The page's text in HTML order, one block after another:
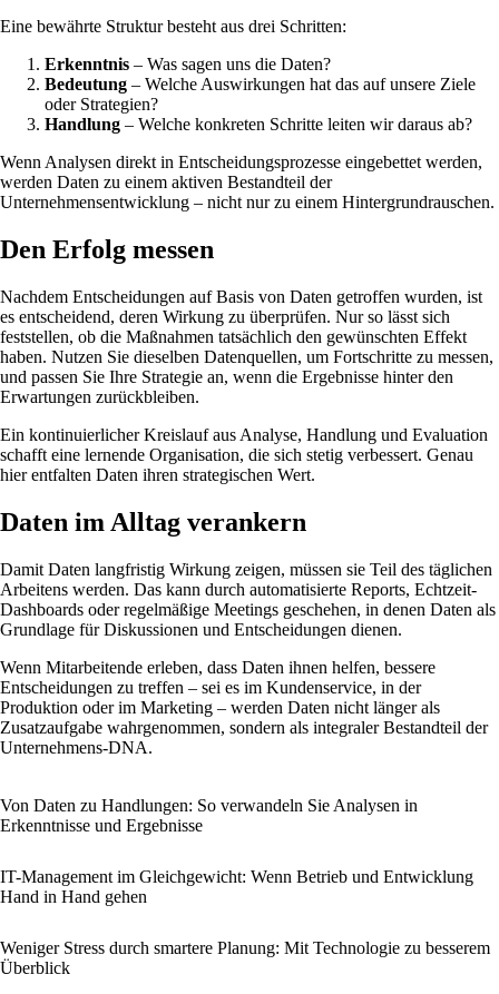
Eine bewährte Struktur besteht aus drei Schritten:
Erkenntnis – Was sagen uns die Daten?
Bedeutung – Welche Auswirkungen hat das auf unsere Ziele
oder Strategien?
Handlung – Welche konkreten Schritte leiten wir daraus ab?
Wenn Analysen direkt in Entscheidungsprozesse eingebettet werden,
werden Daten zu einem aktiven Bestandteil der
Unternehmensentwicklung – nicht nur zu einem Hintergrundrauschen.
Den Erfolg messen
Nachdem Entscheidungen auf Basis von Daten getroffen wurden, ist
es entscheidend, deren Wirkung zu überprüfen. Nur so lässt sich
feststellen, ob die Maßnahmen tatsächlich den gewünschten Effekt
haben. Nutzen Sie dieselben Datenquellen, um Fortschritte zu messen,
und passen Sie Ihre Strategie an, wenn die Ergebnisse hinter den
Erwartungen zurückbleiben.
Ein kontinuierlicher Kreislauf aus Analyse, Handlung und Evaluation
schafft eine lernende Organisation, die sich stetig verbessert. Genau
hier entfalten Daten ihren strategischen Wert.
Daten im Alltag verankern
Damit Daten langfristig Wirkung zeigen, müssen sie Teil des täglichen
Arbeitens werden. Das kann durch automatisierte Reports, Echtzeit-
Dashboards oder regelmäßige Meetings geschehen, in denen Daten als
Grundlage für Diskussionen und Entscheidungen dienen.
Wenn Mitarbeitende erleben, dass Daten ihnen helfen, bessere
Entscheidungen zu treffen – sei es im Kundenservice, in der
Produktion oder im Marketing – werden Daten nicht länger als
Zusatzaufgabe wahrgenommen, sondern als integraler Bestandteil der
Unternehmens-DNA.
Von Daten zu Handlungen: So verwandeln Sie Analysen in
Erkenntnisse und Ergebnisse
IT-Management im Gleichgewicht: Wenn Betrieb und Entwicklung
Hand in Hand gehen
Weniger Stress durch smartere Planung: Mit Technologie zu besserem
Überblick